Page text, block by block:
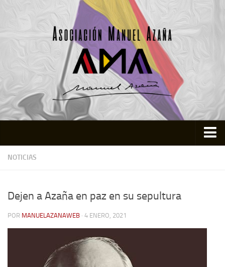
Inicio
Quienes somos
Memoria Histórica
NOTICIAS
Dejen a Azaña en paz en su sepultura
POR MANUELAZANAWEB · 4 ENERO, 2021